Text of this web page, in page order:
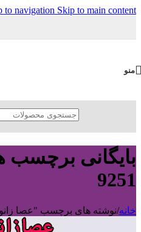
to navigation Skip to main content
منو
بایگانی برچسب
9251
خانه/نوشته های برچسب "عصا زانویی